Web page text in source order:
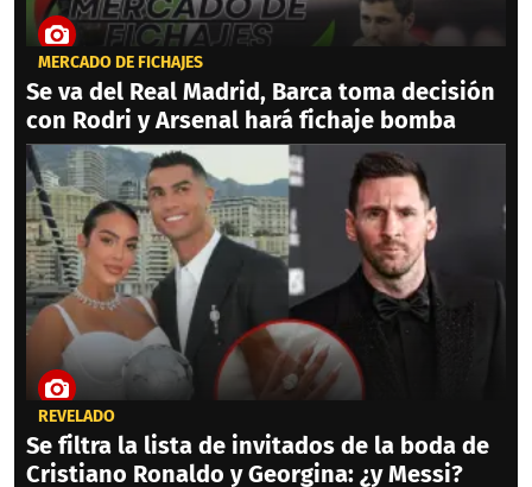
MERCADO DE FICHAJES
Se va del Real Madrid, Barca toma decisión
con Rodri y Arsenal hará fichaje bomba
REVELADO
Se filtra la lista de invitados de la boda de
Cristiano Ronaldo y Georgina: ¿y Messi?